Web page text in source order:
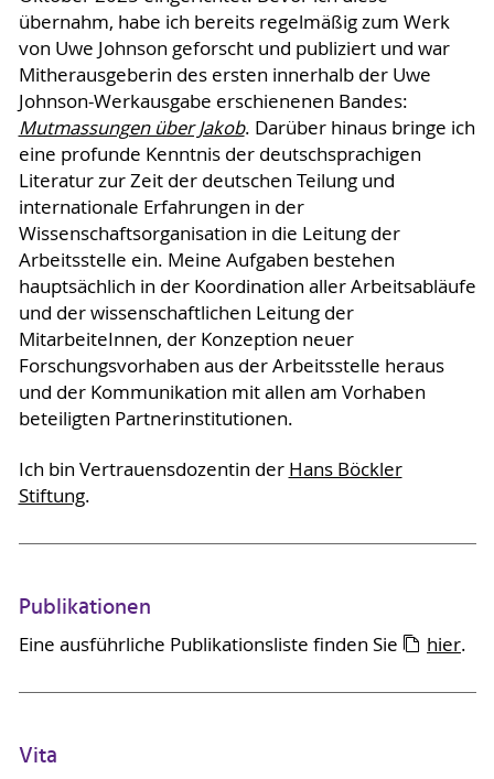
übernahm, habe ich bereits regelmäßig zum Werk
von Uwe Johnson geforscht und publiziert und war
Mitherausgeberin des ersten innerhalb der Uwe
Johnson-Werkausgabe erschienenen Bandes:
Mutmassungen über Jakob. Darüber hinaus bringe ich
eine profunde Kenntnis der deutschsprachigen
Literatur zur Zeit der deutschen Teilung und
internationale Erfahrungen in der
Wissenschaftsorganisation in die Leitung der
Arbeitsstelle ein. Meine Aufgaben bestehen
hauptsächlich in der Koordination aller Arbeitsabläufe
und der wissenschaftlichen Leitung der
MitarbeiteInnen, der Konzeption neuer
Forschungsvorhaben aus der Arbeitsstelle heraus
und der Kommunikation mit allen am Vorhaben
beteiligten Partnerinstitutionen.
Ich bin Vertrauensdozentin der Hans Böckler
Stiftung.
Publikationen
Eine ausführliche Publikationsliste finden Sie hier.
Vita